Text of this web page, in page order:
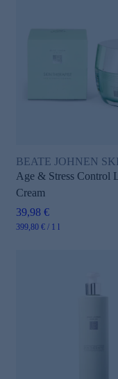
BEATE JOHNEN
Age & Stress Control
Cream
39,98 €
399,80 € / 1 l